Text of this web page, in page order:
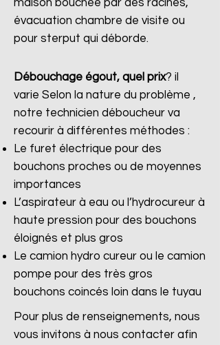
maison bouchée par des racines,
évacuation chambre de visite ou
pour sterput qui déborde.
Débouchage égout, quel prix? il
varie Selon la nature du problème ,
notre technicien déboucheur va
recourir à différentes méthodes :
Le furet électrique pour des
bouchons proches ou de moyennes
importances
L’aspirateur à eau ou l’hydrocureur à
haute pression pour des bouchons
éloignés et plus gros
Le camion hydro cureur ou le camion
pompe pour des très gros
bouchons coincés loin dans le tuyau
Pour plus de renseignements, nous
vous invitons à nous contacter afin